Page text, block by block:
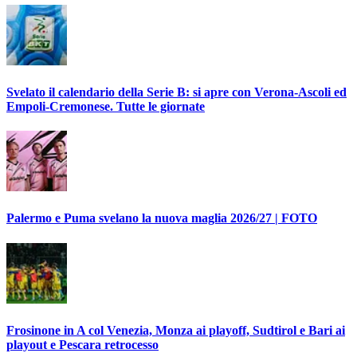
Svelato il calendario della Serie B: si apre con Verona-Ascoli ed
Empoli-Cremonese. Tutte le giornate
Palermo e Puma svelano la nuova maglia 2026/27 | FOTO
Frosinone in A col Venezia, Monza ai playoff, Sudtirol e Bari ai
playout e Pescara retrocesso